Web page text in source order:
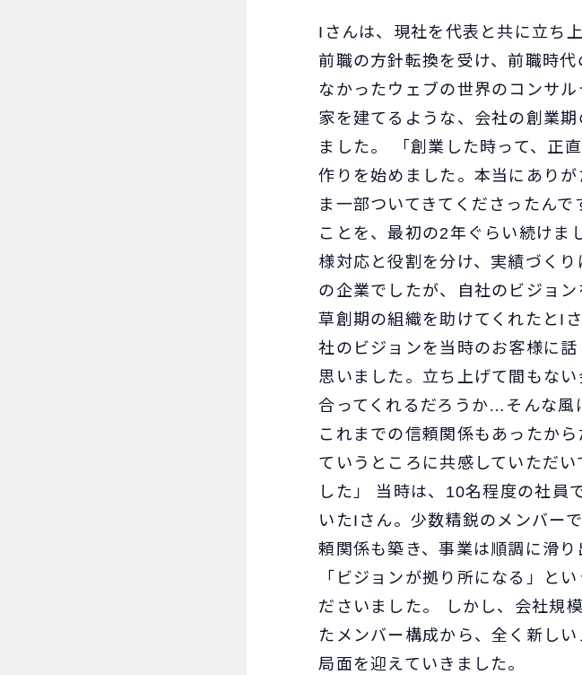
Iさんは、現社を代表と共に立ち
前職の方針転換を受け、前職時
なかったウェブの世界のコンサ
家を建てるような、会社の創業
ました。 「創業した時って、正
作りを始めました。本当にあり
ま一部ついてきてくださったん
ことを、最初の2年ぐらい続けま
様対応と役割を分け、実績づく
の企業でしたが、自社のビジョ
草創期の組織を助けてくれたとI
社のビジョンを当時のお客様に
思いました。立ち上げて間もな
合ってくれるだろうか…そんな風
これまでの信頼関係もあったか
ていうところに共感していただ
した」 当時は、10名程度の社員
いたIさん。少数精鋭のメンバー
頼関係も築き、事業は順調に滑り
「ビジョンが拠り所になる」と
ださいました。 しかし、会社規
たメンバー構成から、全く新し
局面を迎えていきました。